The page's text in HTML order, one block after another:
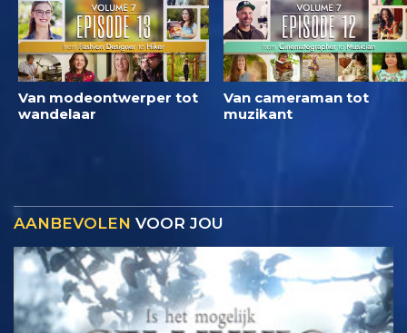
Van modeontwerper tot
wandelaar
Van cameraman tot
muzikant
AANBEVOLEN VOOR JOU